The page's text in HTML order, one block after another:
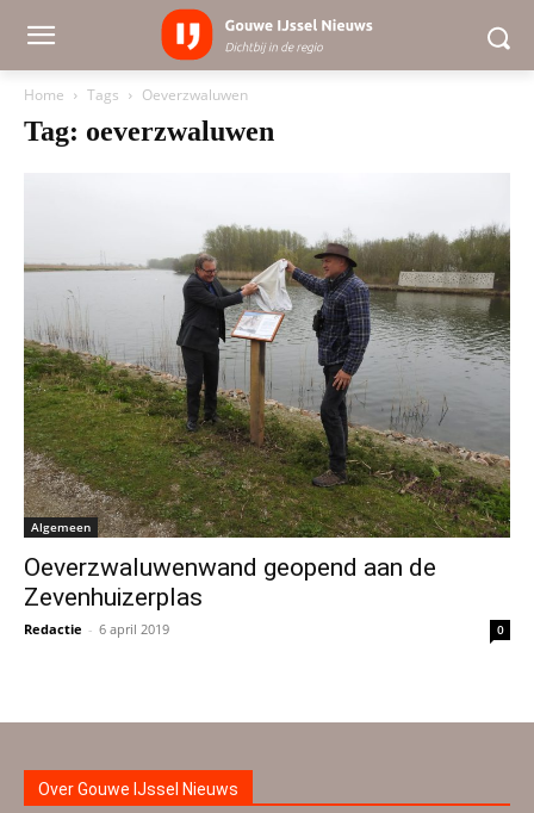
Home Tags Oeverzwaluwen
Tag: oeverzwaluwen
Algemeen
Oeverzwaluwenwand geopend aan de
Zevenhuizerplas
Redactie - 6 april 2019 0
Over Gouwe IJssel Nieuws